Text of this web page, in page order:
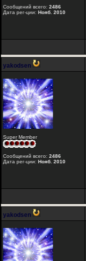
Сообщений всего: 2486
Дата рег-ции: Нояб. 2010
yakodsen
Super Member
Сообщений всего: 2486
Дата рег-ции: Нояб. 2010
yakodsen